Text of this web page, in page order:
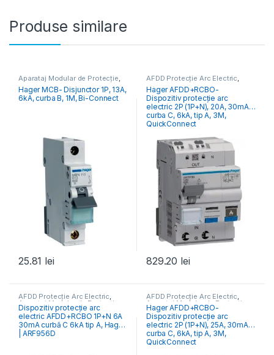
Produse similare
Aparataj Modular de Protecție,
Distribuția Energiei MCB
Întrerupătoare Automate
Hager MCB- Disjunctor 1P, 13A,
6kA, curba B, 1M, Bi-Connect
25.81 lei
AFDD Protecție Arc Electric,
Aparataj Modular de Protecție
Distribuția Energiei
Hager AFDD+RCBO-
Dispozitiv protecție arc
electric 2P (1P+N), 20A, 30mA,
curba C, 6kA, tip A, 3M,
QuickConnect
829.20 lei
AFDD Protecție Arc Electric,
Aparataj Modular de Protecție
Distribuția Energiei
Dispozitiv protecție arc
electric AFDD+RCBO 1P+N 6A
30mA curbă C 6kA tip A, Hager
| ARF956D
AFDD Protecție Arc Electric,
Aparataj Modular de Protecție
Distribuția Energiei
Hager AFDD+RCBO-
Dispozitiv protecție arc
electric 2P (1P+N), 25A, 30mA,
curba C, 6kA, tip A, 3M,
QuickConnect